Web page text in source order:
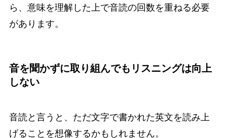
ら、意味を理解した上で音読の回数を重ねる必要
があります。
音を聞かずに取り組んでもリスニングは向上
しない
音読と言うと、ただ文字で書かれた英文を読み上
げることを想像するかもしれません。